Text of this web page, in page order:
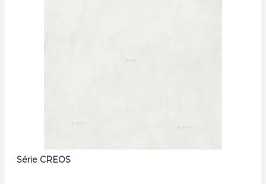
Série CREOS